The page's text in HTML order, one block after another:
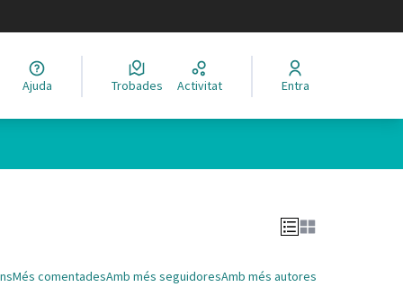
Elegir el idioma
Ajuda Trobades Activitat Entra
Més comentadesAmb més seguidoresAmb més autores